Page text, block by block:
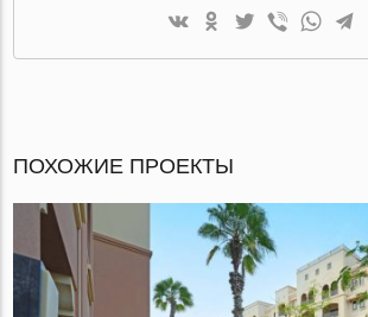
ПОХОЖИЕ ПРОЕКТЫ